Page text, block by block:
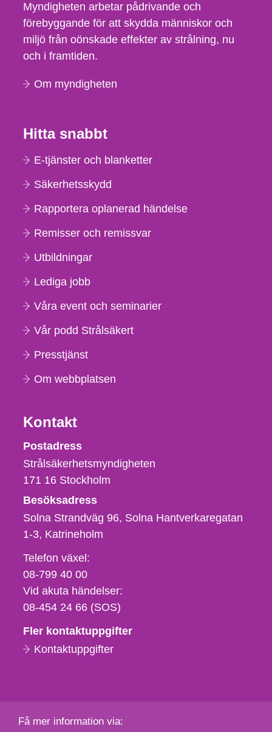
Myndigheten arbetar pådrivande och
förebyggande för att skydda människor och
miljö från oönskade effekter av strålning, nu
och i framtiden.
Om myndigheten
Hitta snabbt
E-tjänster och blanketter
Säkerhetsskydd
Rapportera oplanerad händelse
Remisser och remissvar
Utbildningar
Lediga jobb
Våra event och seminarier
Vår podd Strålsäkert
Presstjänst
Om webbplatsen
Kontakt
Strålsäkerhetsmyndigheten
Postadress
Strålsäkerhetsmyndigheten
171 16 Stockholm
Besöksadress
Solna Strandväg 96, Solna Hantverkaregatan
1-3 Katrineholm
Telefon,
fax
och
e-
Telefon växel:
08-799 40 00
Vid akuta händelser:
08-454 24 66 (SOS)
Fler kontaktuppgifter
Kontaktuppgifter
Få mer information via: